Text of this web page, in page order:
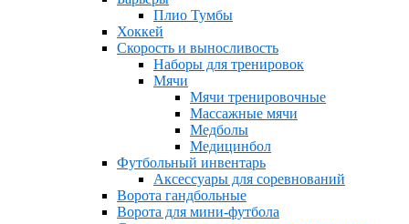
Плио Тумбы
Хоккей
Скорость и выносливость
Наборы для тренировок
Мячи
Мячи тренировочные
Массажные мячи
Медболы
Медицинбол
Футбольный инвентарь
Аксессуары для соревнований
Ворота гандбольные
Ворота для мини-футбола